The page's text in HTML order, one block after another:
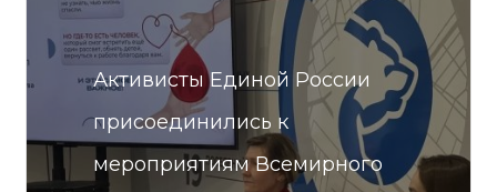
Активисты Единой России
присоединились к
мероприятиям Всемирного